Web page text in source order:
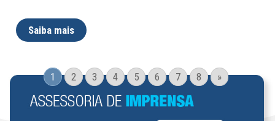
Saiba mais
1 2 3 4 5 6 7 8 »